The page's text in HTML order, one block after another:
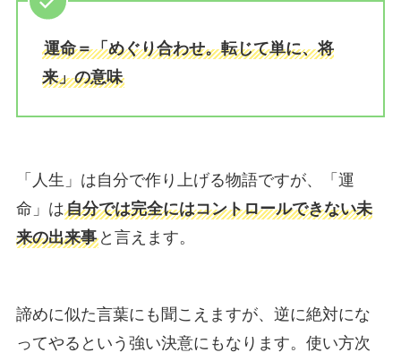
運命＝「めぐり合わせ。転じて単に、将
来」の意味
「人生」は自分で作り上げる物語ですが、「運
命」は自分では完全にはコントロールできない未
来の出来事と言えます。
諦めに似た言葉にも聞こえますが、逆に絶対にな
ってやるという強い決意にもなります。使い方次